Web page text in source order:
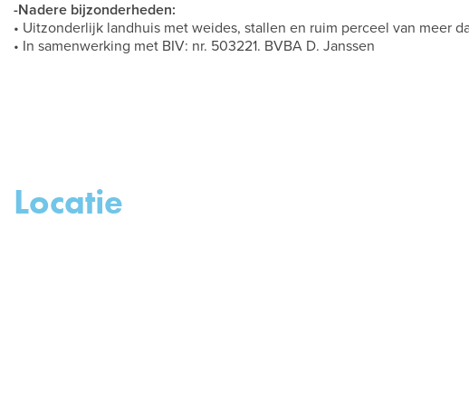
-Nadere bijzonderheden:
• Uitzonderlijk landhuis met weides, stallen en ruim perceel van meer
• In samenwerking met BIV: nr. 503221. BVBA D. Janssen
Locatie